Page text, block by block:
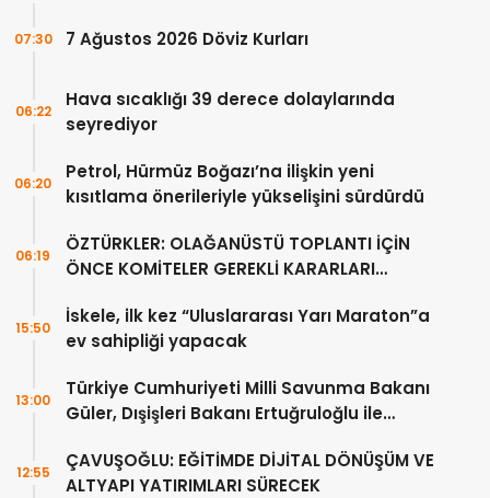
7 Ağustos 2026 Döviz Kurları
07:30
Hava sıcaklığı 39 derece dolaylarında
seyrediyor
06:22
Petrol, Hürmüz Boğazı’na ilişkin yeni
kısıtlama önerileriyle yükselişini sürdürdü
06:20
ÖZTÜRKLER: OLAĞANÜSTÜ TOPLANTI İÇİN
ÖNCE KOMİTELER GEREKLİ KARARLARI
06:19
İskele, ilk kez “Uluslararası Yarı Maraton”a
ev sahipliği yapacak
15:50
Türkiye Cumhuriyeti Milli Savunma Bakanı
Güler, Dışişleri Bakanı Ertuğruloğlu ile
13:00
ÇAVUŞOĞLU: EĞİTİMDE DİJİTAL DÖNÜŞÜM VE
ALTYAPI YATIRIMLARI SÜRECEK
12:55